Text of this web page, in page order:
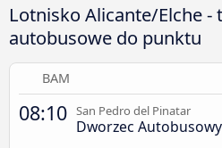
Lotnisko Alicante/Elche -
autobusowe do punktu
BAM
08:10 San Pedro del Pinatar
Dworzec Autobusowy